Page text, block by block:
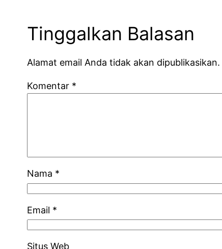
Tinggalkan Balasan
Alamat email Anda tidak akan dipublikasikan.
Komentar *
Nama *
Email *
Situs Web